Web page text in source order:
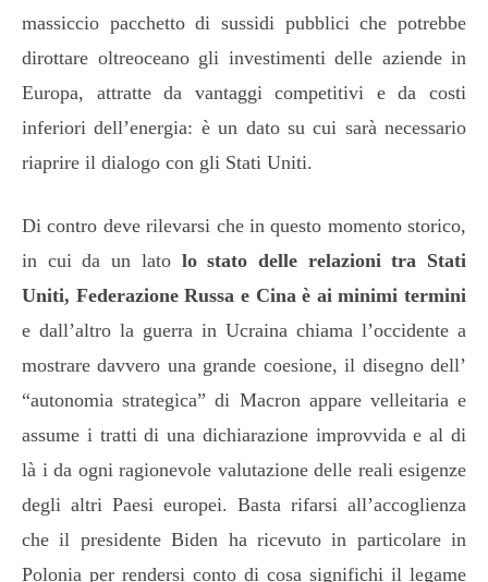
massiccio pacchetto di sussidi pubblici che potrebbe
dirottare oltreoceano gli investimenti delle aziende in
Europa, attratte da vantaggi competitivi e da costi
inferiori dell’energia: è un dato su cui sarà necessario
riaprire il dialogo con gli Stati Uniti.
Di contro deve rilevarsi che in questo momento storico,
in cui da un lato lo stato delle relazioni tra Stati
Uniti, Federazione Russa e Cina è ai minimi termini
e dall’altro la guerra in Ucraina chiama l’occidente a
mostrare davvero una grande coesione, il disegno dell’
“autonomia strategica” di Macron appare velleitaria e
assume i tratti di una dichiarazione improvvida e al di
là i da ogni ragionevole valutazione delle reali esigenze
degli altri Paesi europei. Basta rifarsi all’accoglienza
che il presidente Biden ha ricevuto in particolare in
Polonia per rendersi conto di cosa significhi il legame